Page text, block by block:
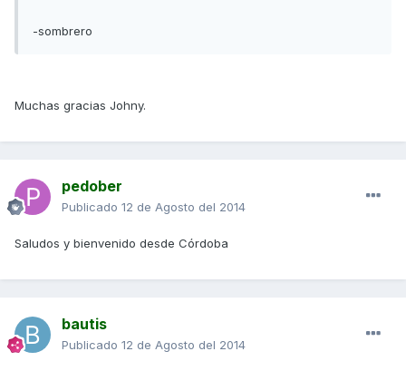
-sombrero
Muchas gracias Johny.
pedober
Publicado 12 de Agosto del 2014
Saludos y bienvenido desde Córdoba
bautis
Publicado 12 de Agosto del 2014